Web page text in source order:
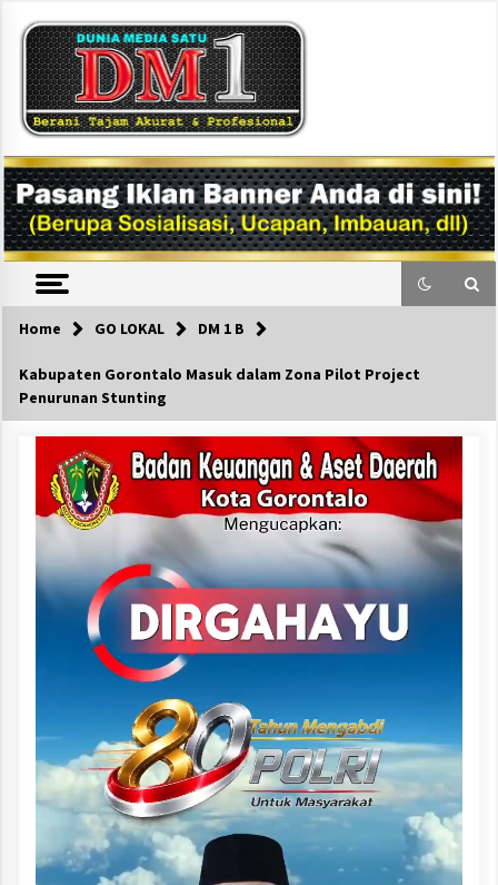
content
DM1
Home GO LOKAL DM 1 B
Kabupaten Gorontalo Masuk dalam Zona Pilot Project
Penurunan Stunting